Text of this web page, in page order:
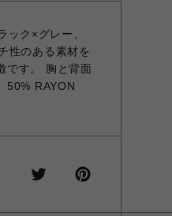
ク×グレー、
性のある素材を
です。 胸と背面
50% RAYON